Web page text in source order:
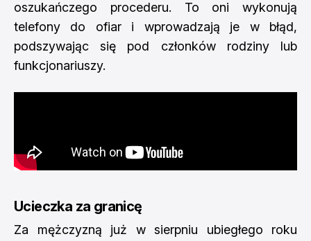
oszukańczego procederu. To oni wykonują
telefony do ofiar i wprowadzają je w błąd,
podszywając się pod członków rodziny lub
funkcjonariuszy.
Ucieczka za granicę
Za mężczyzną już w sierpniu ubiegłego roku